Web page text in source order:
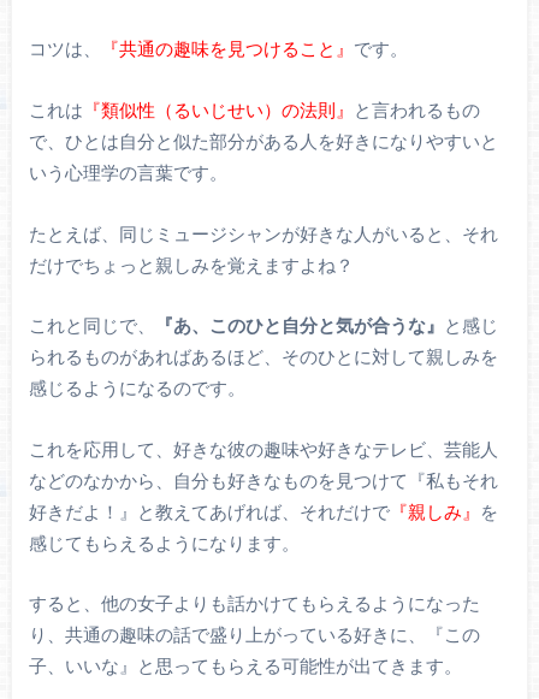
コツは、 『共通の趣味を見つけること』 です。
これは 『類似性（るいじせい）の法則』
と言われるもの
で、ひとは自分と似た部分がある人を好きになりやすいと
いう心理学の言葉です。
たとえば、同じミュージシャンが好きな人がいると、それ
だけでちょっと親しみを覚えますよね？
これと同じで、 『あ、このひと自分と気が合うな』 と感じ
られるものがあればあるほど、そのひとに対して親しみを
感じるようになるのです。
これを応用して、好きな彼の趣味や好きなテレビ、芸能人
などのなかから、自分も好きなものを見つけて『私もそれ
好きだよ！』と教えてあげれば、それだけで『親しみ』
を
感じてもらえるようになります。
すると、他の女子よりも話かけてもらえるようになった
り、共通の趣味の話で盛り上がっている好きに、『この
子、いいな』と思ってもらえる可能性が出てきます。